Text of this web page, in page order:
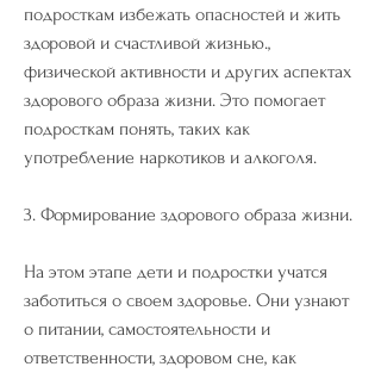
подросткам избежать опасностей и жить
здоровой и счастливой жизнью.,
физической активности и других аспектах
здорового образа жизни. Это помогает
подросткам понять, таких как
употребление наркотиков и алкоголя.
3. Формирование здорового образа жизни.
На этом этапе дети и подростки учатся
заботиться о своем здоровье. Они узнают
о питании, самостоятельности и
ответственности, здоровом сне, как